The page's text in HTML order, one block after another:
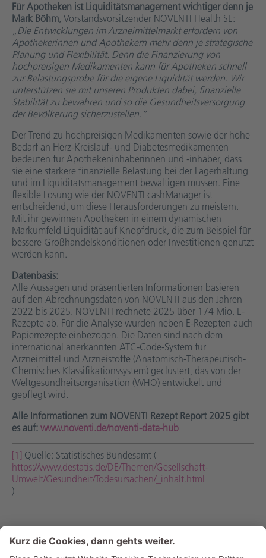
Für Apotheken ist Liquiditätsmanagement wichtiger denn je
Mark Böhm, Vorstandsvorsitzender NOVENTI Health SE:
„Die Entwicklungen im Arzneimittelmarkt erfordern von
Apothekerinnen und Apothekern mehr denn je strategische
Planung und Flexibilität. Denn die Finanzierung von
hochpreisigen Medikamenten kann für Apotheken schnell
zur Belastungsprobe für die eigene Liquidität werden. Wir
unterstützen sie mit unseren Produkten dabei, finanzielle
Stabilität zu bewahren und so die Gesundheitsversorgung
der Bevölkerung sicherzustellen.“
Der Trend zu hochpreisigen Medikamenten sowie der hohe
Bedarf an Herz-Kreislauf- und Diabetesmedikamenten
bedeuten für Apothekeninhaberinnen und -inhaber, dass
sie eine stärkere finanzielle Belastung bei der Lagerhaltung
und im Liquiditätsmanagement bewältigen müssen. Eine
flexible Lösung wie der NOVENTI cashManager ist
entscheidend, um diese Herausforderungen zu meistern.
Mit ihr gewinnen Apotheken in einem dynamischen
Markumfeld Liquidität auf Knopfdruck, die zum Beispiel für
bessere Großhandelskonditionen oder Investitionen genutzt
werden kann.
Datenbasis:
Alle Aussagen und präsentierten Informationen basieren
auf den Abrechnungsdaten von NOVENTI aus den Jahren
2022 bis 2025. NOVENTI rechnete 2025 über 174 Mio. E-
Rezepte ab. Für die Analyse wurden neben E-Rezepten auch
Papierrezepte einbezogen. Die Daten sind nach dem
international anerkannten ATC-Code-System für
Arzneimittel und Arzneistoffe (Anatomisch-Therapeutisch-
Chemisches Klassifikationssystem) geclustert, das von der
Weltgesundheitsorganisation (WHO) entwickelt und
gepflegt wird.
Alle Informationen zum NOVENTI Rezept Report 2025 gibt
es auf: www.noventi.de/noventi-data-hub
[1] Quelle: Statistisches Bundesamt (
https://www.destatis.de/DE/Themen/Gesellschaft-
Umwelt/Gesundheit/Todesursachen/_inhalt.html
)